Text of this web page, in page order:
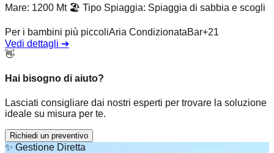
Mare: 1200 Mt 🏖️ Tipo Spiaggia: Spiaggia di sabbia e scogli
Per i bambini più piccoliAria CondizionataBar+21
Vedi dettagli ➔
👋
Hai bisogno di aiuto?
Lasciati consigliare dai nostri esperti per trovare la soluzione
ideale su misura per te.
Richiedi un preventivo
✨ Gestione Diretta